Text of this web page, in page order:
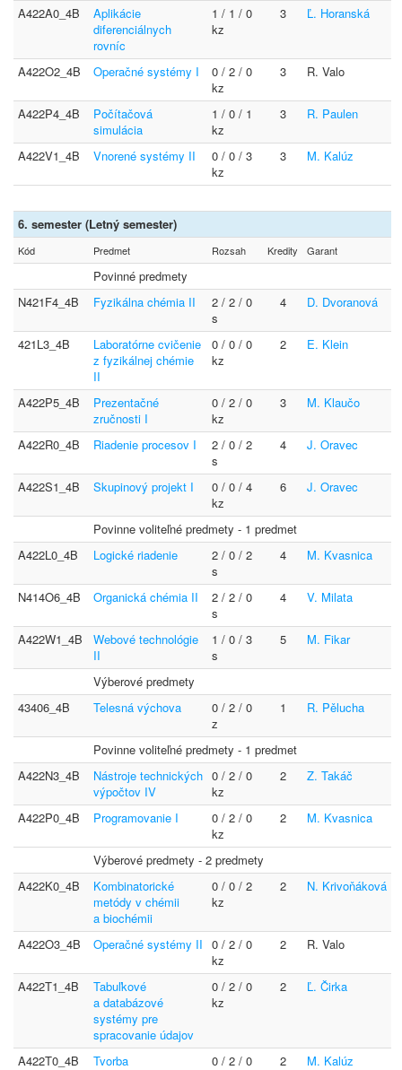
A422A0_4B
Aplikácie
diferenciálnych
rovníc
1 / 1 / 0
kz
3 Ľ. Horanská
A422O2_4B Operačné systémy I
0 / 2 / 0
kz
3 R. Valo
A422P4_4B
Počítačová
simulácia
1 / 0 / 1
kz
3 R. Paulen
A422V1_4B Vnorené systémy II
0 / 0 / 3
kz
3 M. Kalúz
6. semester (Letný semester)
Kód Predmet Rozsah Kredity Garant
Povinné predmety
N421F4_4B
Fyzikálna chémia II
2 / 2 / 0
s
4 D. Dvoranová
421L3_4B
Laboratórne cvičenie
z fyzikálnej chémie
II
0 / 0 / 0
kz
2 E. Klein
A422P5_4B
Prezentačné
zručnosti I
0 / 2 / 0
kz
3 M. Klaučo
A422R0_4B Riadenie procesov I
2 / 0 / 2
s
4 J. Oravec
A422S1_4B Skupinový projekt I
0 / 0 / 4
kz
6 J. Oravec
Povinne voliteľné predmety - 1 predmet
A422L0_4B
Logické riadenie
2 / 0 / 2
s
4 M. Kvasnica
N414O6_4B Organická chémia II
2 / 2 / 0
s
4 V. Milata
A422W1_4B
Webové technológie
II
1 / 0 / 3
s
5 M. Fikar
Výberové predmety
43406_4B
Telesná výchova
0 / 2 / 0
z
1 R. Pělucha
Povinne voliteľné predmety - 1 predmet
A422N3_4B
Nástroje technických
výpočtov IV
0 / 2 / 0
kz
2 Z. Takáč
A422P0_4B Programovanie I
0 / 2 / 0
kz
2 M. Kvasnica
Výberové predmety - 2 predmety
A422K0_4B
Kombinatorické
metódy v chémii
a biochémii
0 / 0 / 2
kz
2 N. Krivoňáková
A422O3_4B Operačné systémy II 0 / 2 / 0
kz
2 R. Valo
A422T1_4B
Tabuľkové
a databázové
systémy pre
spracovanie údajov
0 / 2 / 0
kz
2 Ľ. Čirka
A422T0_4B
Tvorba
0 / 2 / 0
2 M. Kalúz